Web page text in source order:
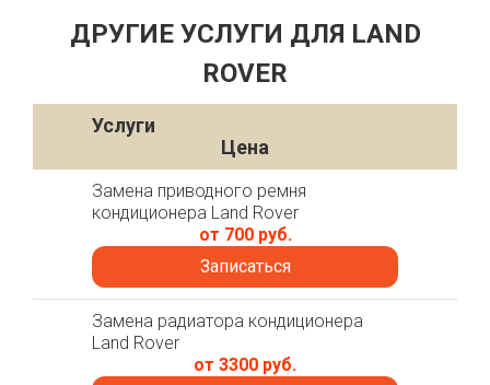
ДРУГИЕ УСЛУГИ ДЛЯ LAND
ROVER
Услуги
Цена
Замена приводного ремня
кондиционера Land Rover
от 700 руб.
Записаться
Замена радиатора кондиционера
Land Rover
от 3300 руб.